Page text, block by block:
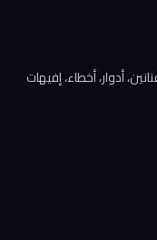
أدوار، أخطاء، إفيهات